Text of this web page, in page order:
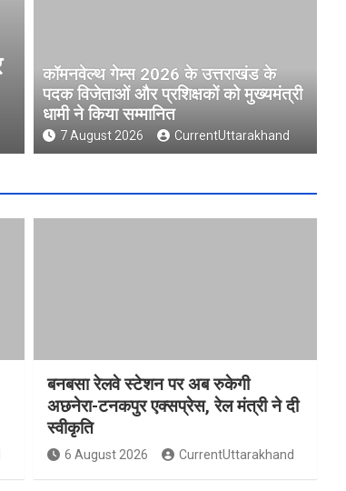
मुख्यमंत्री धामी ने उत्तराखंड
University )गौलापार के निर्माण
कॉमनवेल्थ गेम्स 2026 के उत्तराखंड के
पदक विजेताओं और प्रशिक्षकों को मुख्यमंत्री
धामी ने किया सम्मानित
7 August 2026 CurrentUttarakhand
बनबसा रेलवे स्टेशन पर अब रुकेगी
अछनेरा-टनकपुर एक्सप्रेस, रेल मंत्री ने दी
स्वीकृति
6 August 2026 CurrentUttarakhand